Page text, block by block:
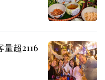
超2116